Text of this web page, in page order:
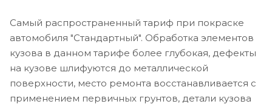
Самый распространенный тариф при покраске
автомобиля "Стандартный". Обработка элементов
кузова в данном тарифе более глубокая, дефекты
на кузове шлифуются до металлической
поверхности, место ремонта восстанавливается с
применением первичных грунтов, детали кузова